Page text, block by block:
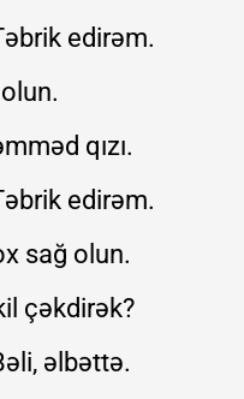
edirəm.
qızı.
edirəm.
sağ olun.
çəkdirək?
əlbəttə.